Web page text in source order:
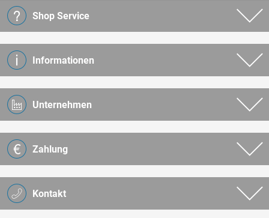
Kontakt
Shop Service
Informationen
Unternehmen
Zahlung